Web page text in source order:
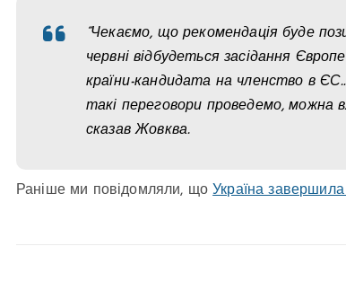
“Чекаємо, що рекомендація буде
червні відбудеться засідання
країни-кандидата на членство в
такі переговори проведемо, можна
сказав Жовква.
Раніше ми повідомляли, що Україна